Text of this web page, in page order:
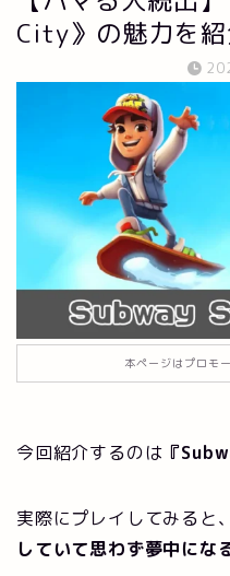
City》の魅力を
本ページはプロモ
今回紹介するのは 『
実際にプレイしてみると、
していて思わず夢中にな